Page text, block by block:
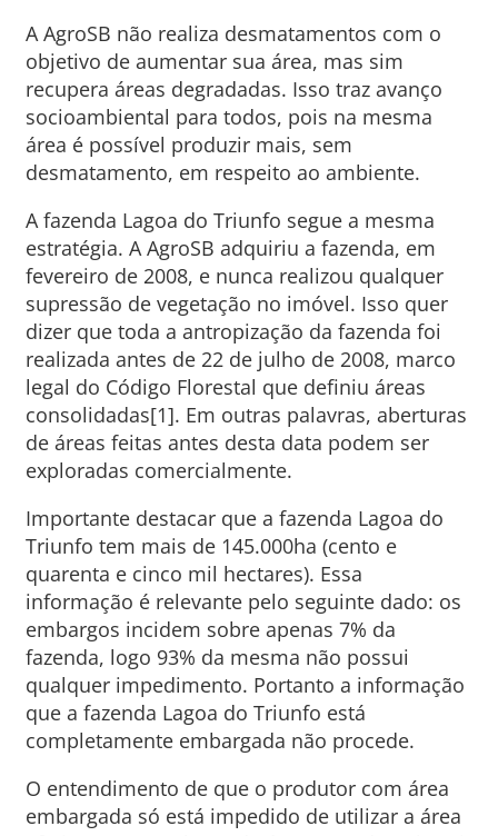
A AgroSB não realiza desmatamentos com o
objetivo de aumentar sua área, mas sim
recupera áreas degradadas. Isso traz avanço
socioambiental para todos, pois na mesma
área é possível produzir mais, sem
desmatamento, em respeito ao ambiente.
A fazenda Lagoa do Triunfo segue a mesma
estratégia. A AgroSB adquiriu a fazenda, em
fevereiro de 2008, e nunca realizou qualquer
supressão de vegetação no imóvel. Isso quer
dizer que toda a antropização da fazenda foi
realizada antes de 22 de julho de 2008, marco
legal do Código Florestal que definiu áreas
consolidadas[1]. Em outras palavras, aberturas
de áreas feitas antes desta data podem ser
exploradas comercialmente.
Importante destacar que a fazenda Lagoa do
Triunfo tem mais de 145.000ha (cento e
quarenta e cinco mil hectares). Essa
informação é relevante pelo seguinte dado: os
embargos incidem sobre apenas 7% da
fazenda, logo 93% da mesma não possui
qualquer impedimento. Portanto a informação
que a fazenda Lagoa do Triunfo está
completamente embargada não procede.
O entendimento de que o produtor com área
embargada só está impedido de utilizar a área